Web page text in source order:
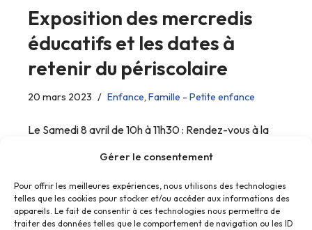
Gérer le consentement
Pour offrir les meilleures expériences, nous utilisons des technologies
telles que les cookies pour stocker et/ou accéder aux informations des
appareils. Le fait de consentir à ces technologies nous permettra de
traiter des données telles que le comportement de navigation ou les ID
Exposition des mercredis
éducatifs et les dates à
retenir du périscolaire
20 mars 2023 Enfance, Famille - Petite enfance
Le Samedi 8 avril de 10h à 11h30 : Rendez-vous à la